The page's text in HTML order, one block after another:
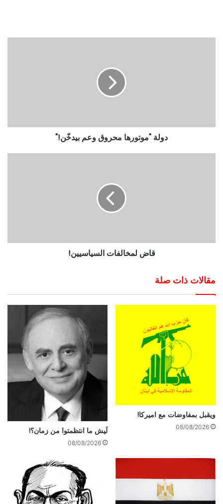
دولة "موتورها محروق وعم بيدخّن!"
قاض لمخالفات السياسيين!
مقالات ذات صلة
ويقبل بمفاوضات مع اميركا!
08/08/2026 لَيش ما انتظمتوا من زمان؟!
08/08/2026